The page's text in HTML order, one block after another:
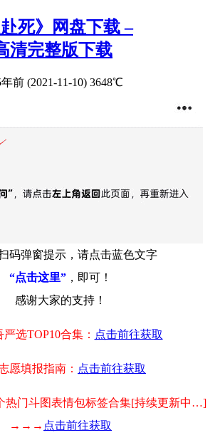
赴死》网盘下载 –
清完整版下载
年前 (2021-11-10) 3648℃
码弹窗提示，请点击蓝色文字
“点击这里” ，即可！
感谢大家的支持！
选TOP10合集： 点击前往获取
愿填报指南： 点击前往获取
热门斗图表情包标签合集[持续更新中…]
→→→ 点击前往获取